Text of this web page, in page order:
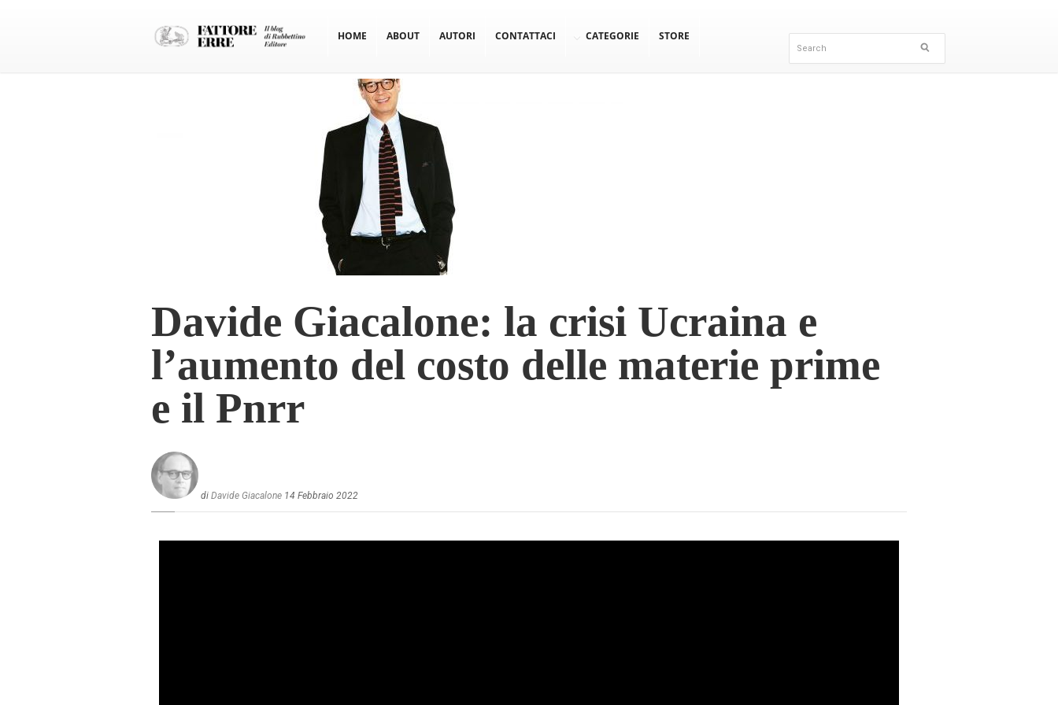
HOME ABOUT AUTORI CONTATTACI CATEGORIE STORE
Davide Giacalone: la crisi Ucraina e
l’aumento del costo delle materie prime
e il Pnrr
di Davide Giacalone 14 Febbraio 2022